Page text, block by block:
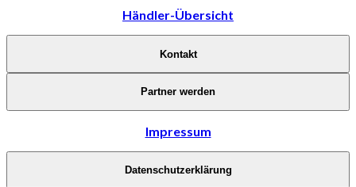
Händler-Übersicht
Kontakt
Partner werden
Impressum
Datenschutzerklärung